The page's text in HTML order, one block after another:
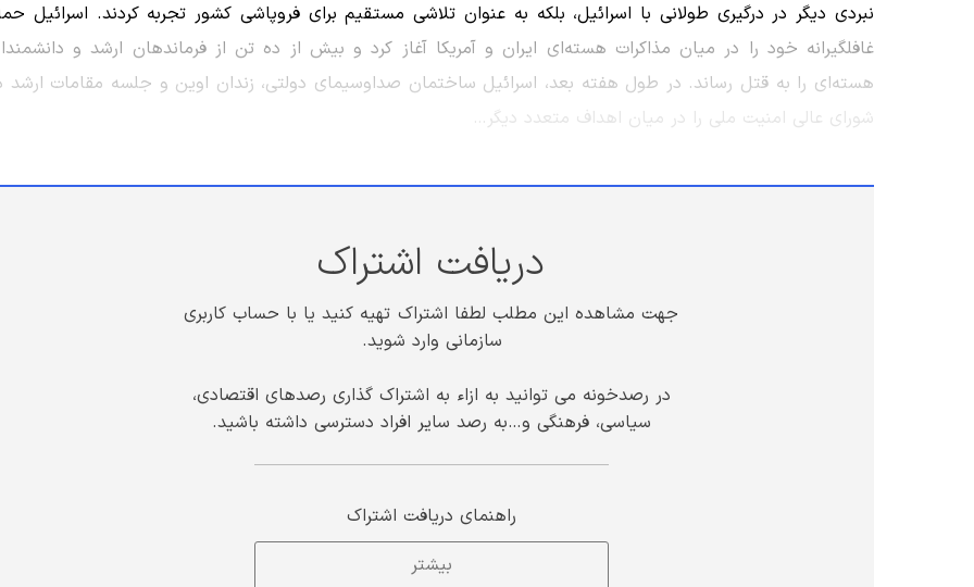
نبردی دیگر در درگیری طولانی با اسرائیل، بلکه به عنوان تلاشی مستقیم برای فروپاشی کشور تجربه کردند. اسرائیل
غافلگیرانه خود را در میان مذاکرات هسته‌ای ایران و آمریکا آغاز کرد و بیش از ده تن از فرماندهان ارشد و
هسته‌ای را به قتل رساند. در طول هفته بعد، اسرائیل ساختمان صداوسیمای دولتی، زندان اوین و جلسه مقامات ارشد
شورای عالی امنیت ملی را در میان اهداف متعدد دیگر…
دریافت اشتراک
جهت مشاهده این مطلب لطفا اشتراک تهیه کنید یا با حساب کاربری
سازمانی وارد شوید.
در رصدخونه می توانید به ازاء به اشتراک گذاری رصدهای اقتصادی،
سیاسی، فرهنگی و…به رصد سایر افراد دسترسی داشته باشید.
راهنمای دریافت اشتراک
بیشتر